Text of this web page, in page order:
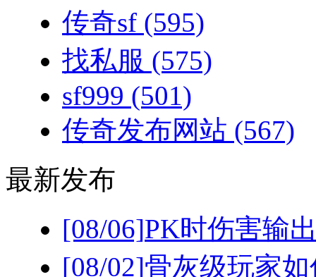
传奇sf (595)
找私服 (575)
sf999 (501)
传奇发布网站 (567)
最新发布
[08/06]PK时伤害输
[08/02]骨灰级玩家